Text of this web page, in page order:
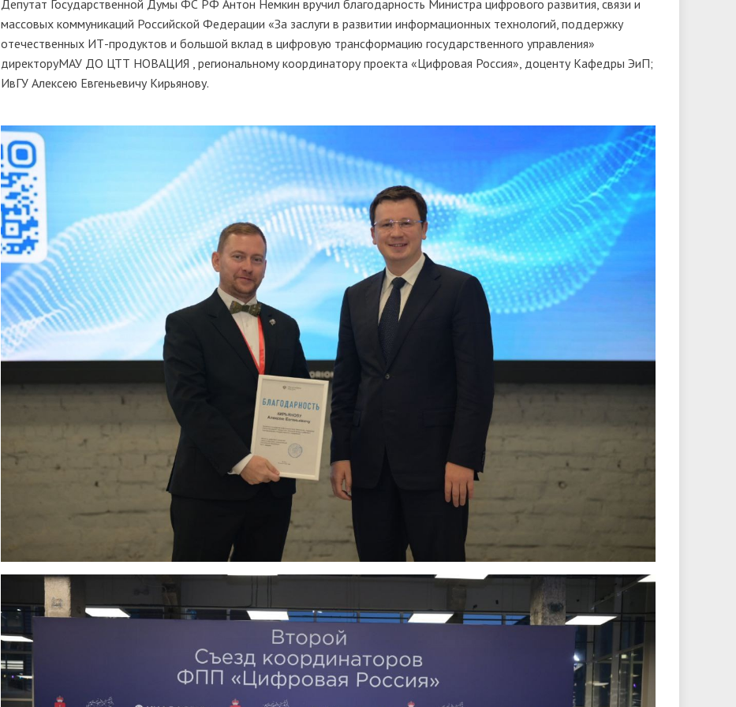
Депутат Государственной Думы ФС РФ Антон Немкин вручил благодарность Министра цифрового развития, связи и
массовых коммуникаций Российской Федерации «За заслуги в развитии информационных технологий, поддержку
отечественных ИТ-продуктов и большой вклад в цифровую трансформацию государственного управления»
директоруМАУ ДО ЦТТ НОВАЦИЯ , региональному координатору проекта «Цифровая Россия», доценту Кафедры ЭиП;
ИвГУ Алексею Евгеньевичу Кирьянову.